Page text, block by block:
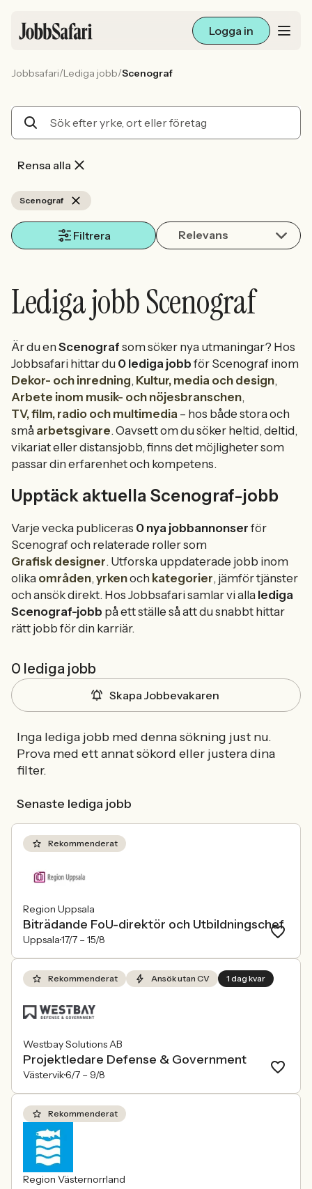
Logga in
Arbetsliv och karriär
Sök med AI
Jobbsafari/Lediga jobb/Scenograf
Rensa alla
Scenograf
Filtrera Relevans
Lediga jobb Scenograf
Är du en Scenograf som söker nya utmaningar? Hos
Jobbsafari hittar du 0 lediga jobb för Scenograf inom
Dekor- och inredning, Kultur, media och design,
Arbete inom musik- och nöjesbranschen,
TV, film, radio och multimedia – hos både stora och
små arbetsgivare. Oavsett om du söker heltid, deltid,
vikariat eller distansjobb, finns det möjligheter som
passar din erfarenhet och kompetens.
Upptäck aktuella Scenograf-jobb
Varje vecka publiceras 0 nya jobbannonser för
Scenograf och relaterade roller som
Grafisk designer. Utforska uppdaterade jobb inom
olika områden,yrkenoch kategorier, jämför tjänster
och ansök direkt. Hos Jobbsafari samlar vi alla lediga
Scenograf-jobb på ett ställe så att du snabbt hittar
rätt jobb för din karriär.
0 lediga jobb
Skapa Jobbevakaren
Inga lediga jobb med denna sökning just nu.
Prova med ett annat sökord eller justera dina
filter.
Senaste lediga jobb
Rekommenderat
Region Uppsala
Biträdande FoU-direktör och Utbildningschef
Uppsala17/7 – 15/8
Rekommenderat Ansök utan CV 1 dag kvar
Westbay Solutions AB
Projektledare Defense & Government
Västervik6/7 – 9/8
Rekommenderat
Region Västernorrland